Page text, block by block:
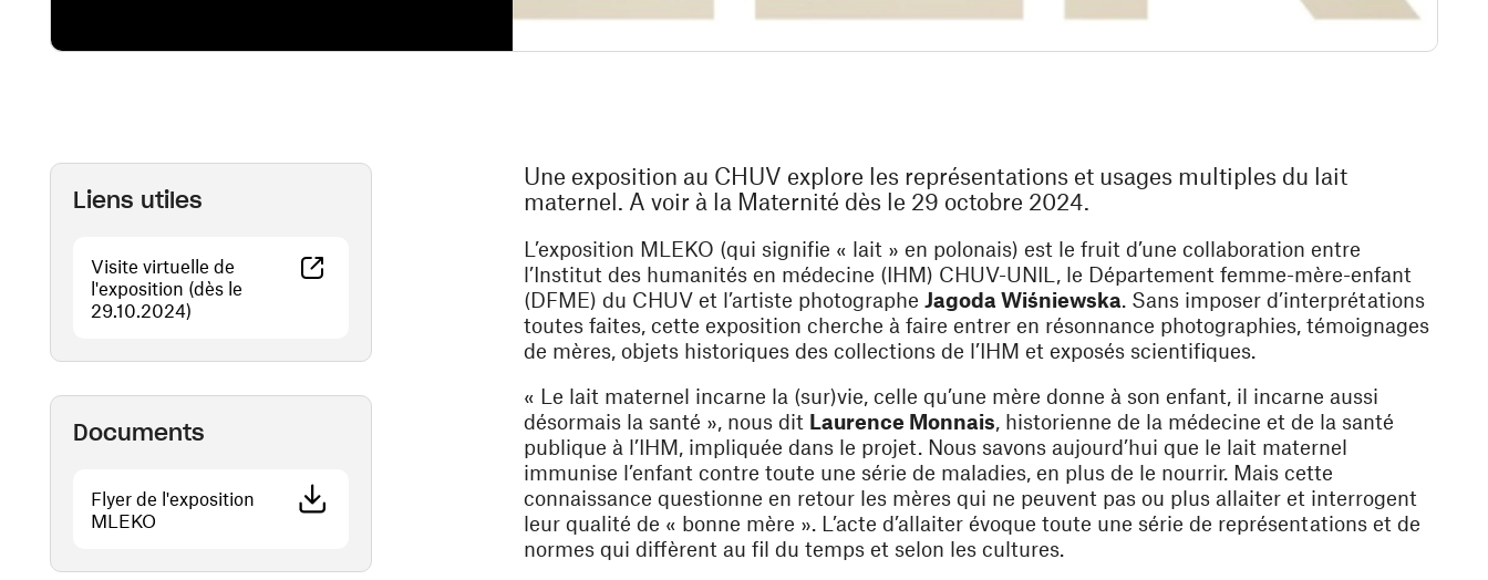
Liens utiles
Visite virtuelle de
l'exposition (dès le
29.10.2024)
Documents
Flyer de l'exposition
MLEKO (ouvre une nouvelle fenêtre)
Une exposition au CHUV explore les représentations et usages multiples du lait
maternel. A voir à la Maternité dès le 29 octobre 2024.
L’exposition MLEKO (qui signifie « lait » en polonais) est le fruit d’une collaboration entre
l’Institut des humanités en médecine (IHM) CHUV-UNIL, le Département femme-mère-enfant
(DFME) du CHUV et l’artiste photographe Jagoda Wiśniewska. Sans imposer d’interprétations
toutes faites, cette exposition cherche à faire entrer en résonnance photographies, témoignages
de mères, objets historiques des collections de l’IHM et exposés scientifiques.
« Le lait maternel incarne la (sur)vie, celle qu’une mère donne à son enfant, il incarne aussi
désormais la santé », nous dit Laurence Monnais, historienne de la médecine et de la santé
publique à l’IHM, impliquée dans le projet. Nous savons aujourd’hui que le lait maternel
immunise l’enfant contre toute une série de maladies, en plus de le nourrir. Mais cette
connaissance questionne en retour les mères qui ne peuvent pas ou plus allaiter et interrogent
leur qualité de « bonne mère ». L’acte d’allaiter évoque toute une série de représentations et de
normes qui diffèrent au fil du temps et selon les cultures.